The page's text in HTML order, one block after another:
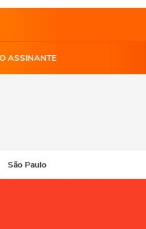
ASSINANTE
São Paulo